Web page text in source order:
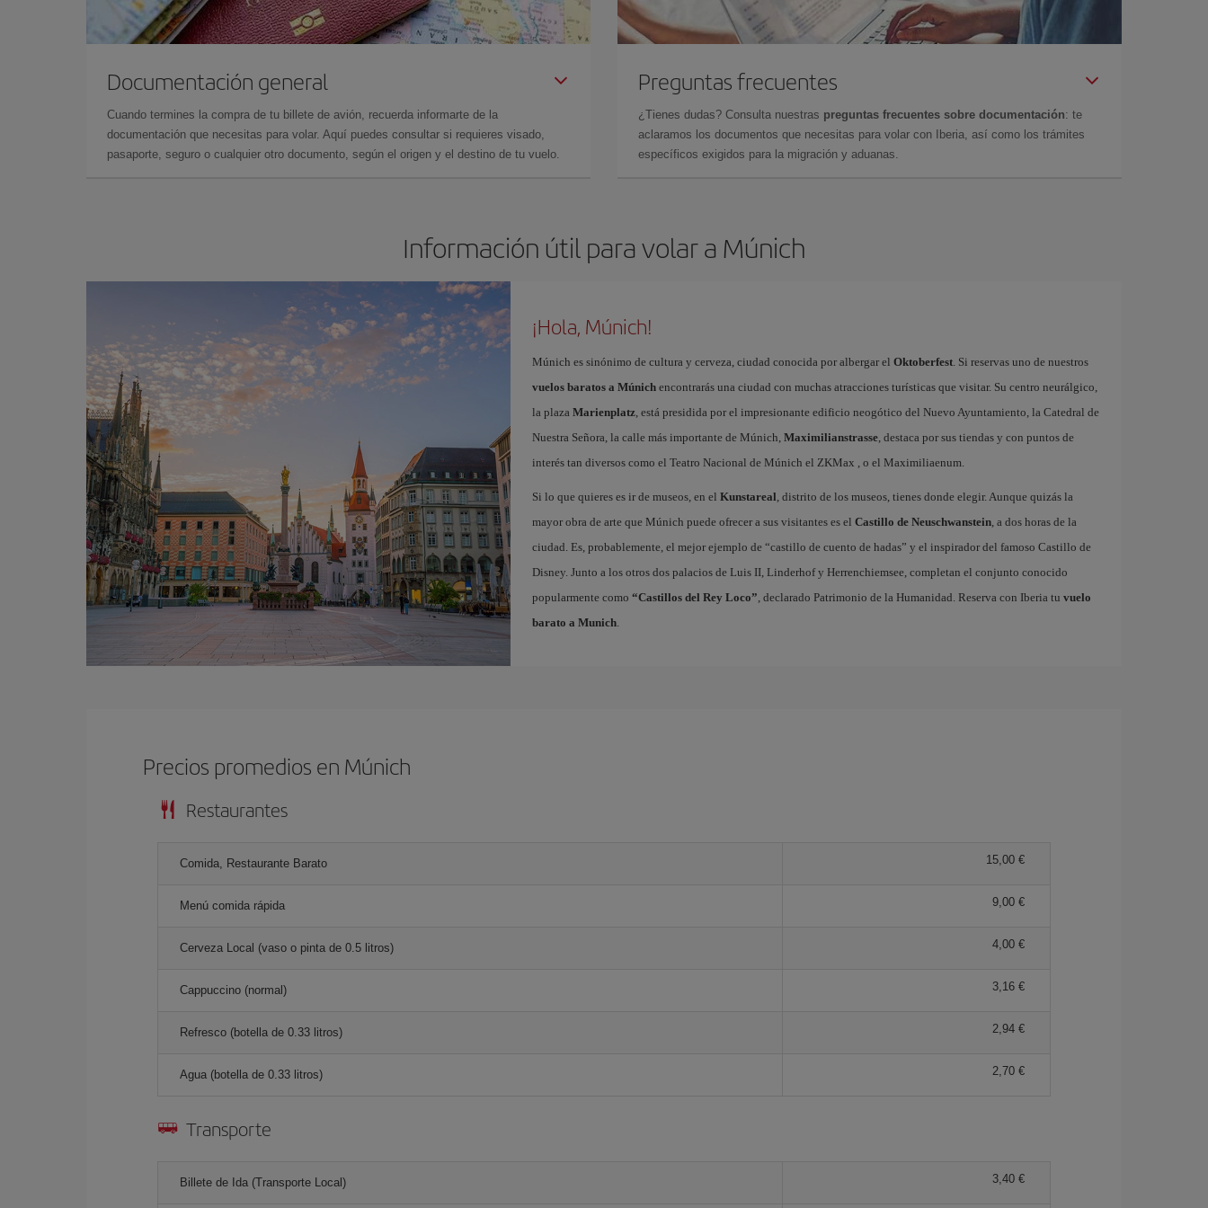
Documentación general
Cuando termines la compra de tu billete de avión, recuerda informarte de la
documentación que necesitas para volar. Aquí puedes consultar si requieres visado,
pasaporte, seguro o cualquier otro documento, según el origen y el destino de tu vuelo.
Preguntas frecuentes
¿Tienes dudas? Consulta nuestras preguntas frecuentes sobre documentación: te
aclaramos los documentos que necesitas para volar con Iberia, así como los trámites
específicos exigidos para la migración y aduanas.
Información útil para volar a Múnich
¡Hola, Múnich!
Múnich es sinónimo de cultura y cerveza, ciudad conocida por albergar el Oktoberfest. Si reservas uno de nuestros
vuelos baratos a Múnichencontrarás una ciudad con muchas atracciones turísticas que visitar. Su centro neurálgico,
la plaza Marienplatz, está presidida por el impresionante edificio neogótico del Nuevo Ayuntamiento, la Catedral de
Nuestra Señora, la calle más importante de Múnich, Maximilianstrasse, destaca por sus tiendas y con puntos de
interés tan diversos como el Teatro Nacional de Múnich el ZKMax , o el Maximiliaenum.
Si lo que quieres es ir de museos, en el Kunstareal, distrito de los museos, tienes donde elegir. Aunque quizás la
mayor obra de arte que Múnich puede ofrecer a sus visitantes es el Castillo de Neuschwanstein, a dos horas de la
ciudad. Es, probablemente, el mejor ejemplo de “castillo de cuento de hadas” y el inspirador del famoso Castillo de
Disney. Junto a los otros dos palacios de Luis II, Linderhof y Herrenchiemsee, completan el conjunto conocido
popularmente como “Castillos del Rey Loco”, declarado Patrimonio de la Humanidad. Reserva con Iberia tu vuelo
barato a Munich.
Precios promedios en Múnich
Restaurantes
Comida, Restaurante Barato 15,00 €
Menú comida rápida 9,00 €
Cerveza Local (vaso o pinta de 0.5 litros) 4,00 €
Cappuccino (normal) 3,16 €
Refresco (botella de 0.33 litros) 2,94 €
Agua (botella de 0.33 litros) 2,70 €
Transporte
Billete de Ida (Transporte Local) 3,40 €